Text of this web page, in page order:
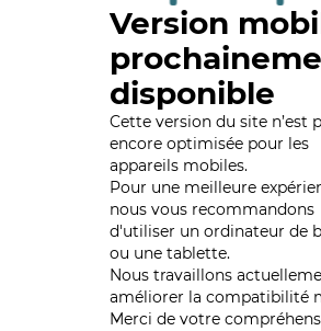
Version
disponible
Cette version du site n’est
encore optimisée pour les
appareils mobiles.
Pour une meilleure
nous vous recommandons
d'utiliser un ordinateur de
ou une tablette.
Nous travaillons
améliorer la compatibilité
Merci de votre